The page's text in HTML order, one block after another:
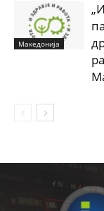
Македонија